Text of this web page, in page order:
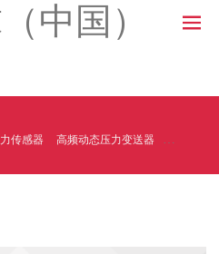
中国）
传感器 高频动态压力变送器 温压一体